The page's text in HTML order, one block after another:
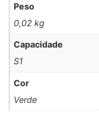
Peso
0,02 kg
Capacidade
S1
Cor
Verde